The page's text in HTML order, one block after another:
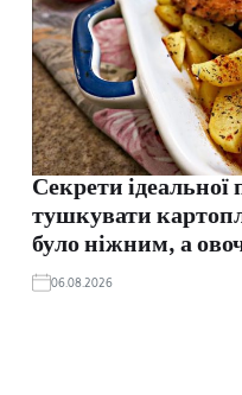
Секрети
тушкувати
було ніжним, а
06.08.2026